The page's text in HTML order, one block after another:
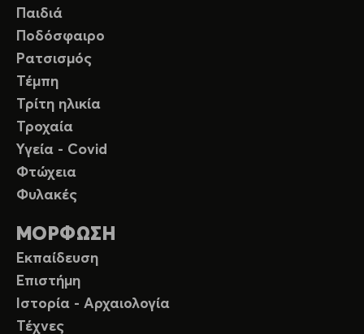
Παιδιά
Ποδόσφαιρο
Ρατσισμός
Τέμπη
Τρίτη ηλικία
Τροχαία
Υγεία - Covid
Φτώχεια
Φυλακές
ΜΟΡΦΩΣΗ
Εκπαίδευση
Επιστήμη
Ιστορία - Αρχαιολογία
Τέχνες